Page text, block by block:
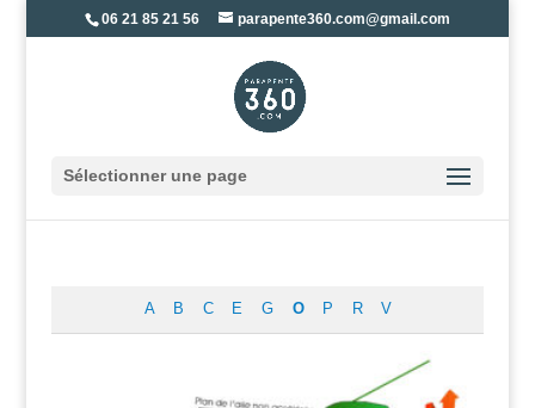
06 21 85 21 56 parapente360.com@gmail.com
Sélectionner une page
A B C E G O P R V